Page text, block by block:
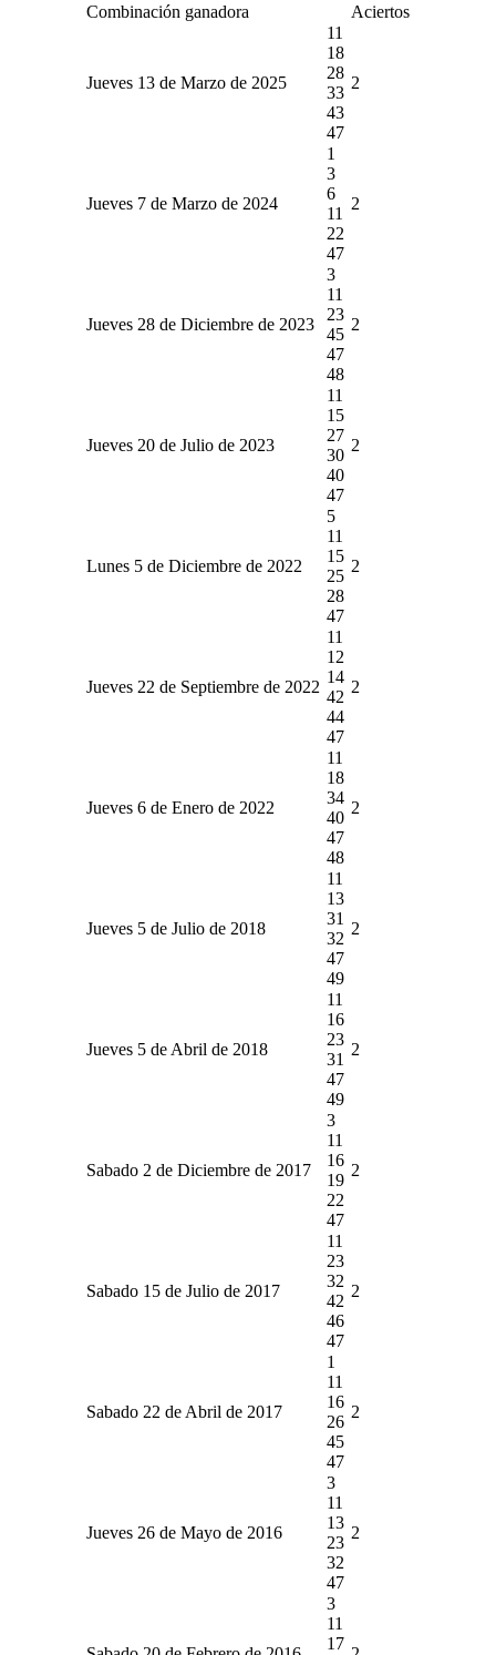
Combinación ganadora Aciertos
Jueves 13 de Marzo de 2025
11
18
28
33
43
47
2
Jueves 7 de Marzo de 2024
1
3
6
11
22
47
2
Jueves 28 de Diciembre de 2023
3
11
23
45
47
48
2
Jueves 20 de Julio de 2023
11
15
27
30
40
47
2
Lunes 5 de Diciembre de 2022
5
11
15
25
28
47
2
Jueves 22 de Septiembre de 2022
11
12
14
42
44
47
2
Jueves 6 de Enero de 2022
11
18
34
40
47
48
2
Jueves 5 de Julio de 2018
11
13
31
32
47
49
2
Jueves 5 de Abril de 2018
11
16
23
31
47
49
2
Sabado 2 de Diciembre de 2017
3
11
16
19
22
47
2
Sabado 15 de Julio de 2017
11
23
32
42
46
47
2
Sabado 22 de Abril de 2017
1
11
16
26
45
47
2
Jueves 26 de Mayo de 2016
3
11
13
23
32
47
2
3
11
17